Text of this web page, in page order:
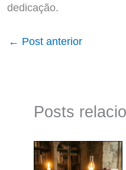
dedicação.
← Post anterior
Posts